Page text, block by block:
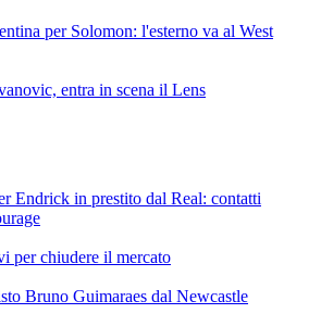
per Solomon: l'esterno va al West
entra in scena il Lens
Endrick in prestito dal Real: contatti
per chiudere il mercato
Bruno Guimaraes dal Newcastle